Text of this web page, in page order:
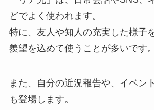
どでよく使われます。
特に、友人や知人の充実した様子
羨望を込めて使うことが多いです。
また、自分の近況報告や、イベン
も登場します。